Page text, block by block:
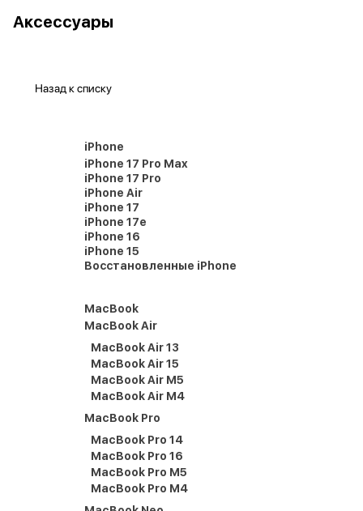
Аксессуары
Назад к списку
iPhone
iPhone 17 Pro Max
iPhone 17 Pro
iPhone Air
iPhone 17
iPhone 17e
iPhone 16
iPhone 15
Восстановленные iPhone
MacBook
MacBook Air
MacBook Air 13
MacBook Air 15
MacBook Air M5
MacBook Air M4
MacBook Pro
MacBook Pro 14
MacBook Pro 16
MacBook Pro M5
MacBook Pro M4